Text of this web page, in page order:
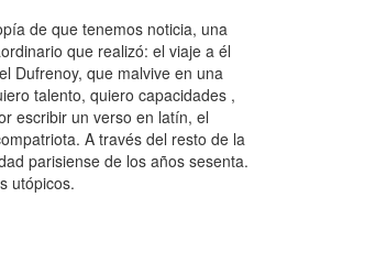
de que tenemos noticia, una
que realizó: el viaje a él
Dufrenoy, que malvive en una
talento, quiero capacidades ,
escribir un verso en latín, el
A través del resto de la
parisiense de los años sesenta.
utópicos.